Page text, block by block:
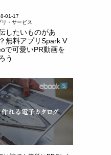
01-17
リ・サービス
したいものがあ
無料アプリSpark V
で可愛いPR動画を
う